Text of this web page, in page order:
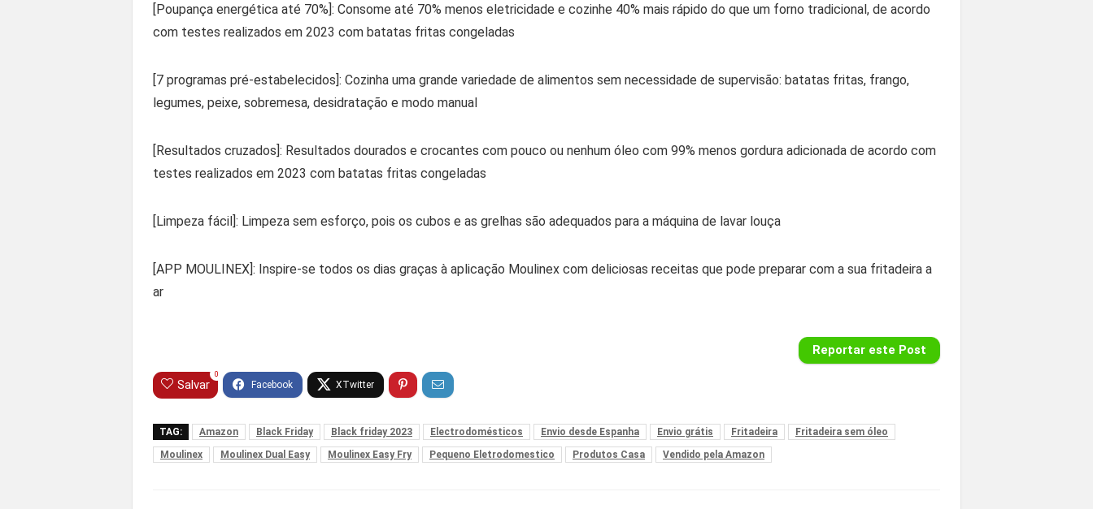
[Poupança energética até 70%]: Consome até 70% menos eletricidade e cozinhe 40% mais rápido do que um forno tradicional, de acordo
com testes realizados em 2023 com batatas fritas congeladas
[7 programas pré-estabelecidos]: Cozinha uma grande variedade de alimentos sem necessidade de supervisão: batatas fritas, frango,
legumes, peixe, sobremesa, desidratação e modo manual
[Resultados cruzados]: Resultados dourados e crocantes com pouco ou nenhum óleo com 99% menos gordura adicionada de acordo com
testes realizados em 2023 com batatas fritas congeladas
[Limpeza fácil]: Limpeza sem esforço, pois os cubos e as grelhas são adequados para a máquina de lavar louça
[APP MOULINEX]: Inspire-se todos os dias graças à aplicação Moulinex com deliciosas receitas que pode preparar com a sua fritadeira a
ar
Reportar este Post
Salvar
0
TAG: Amazon Black Friday Black friday 2023 Electrodomésticos Envio desde Espanha Envio grátis Fritadeira
Fritadeira sem óleo
Moulinex
Moulinex Dual Easy Moulinex Easy Fry Pequeno Eletrodomestico Produtos Casa Vendido pela Amazon